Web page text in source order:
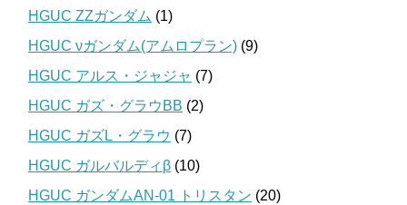
HGUC ZZガンダム (1)
HGUC νガンダム(アムロプラン) (9)
HGUC アルス・ジャジャ (7)
HGUC ガズ・グラウBB (2)
HGUC ガズL・グラウ (7)
HGUC ガルバルディβ (10)
HGUC ガンダムAN-01 トリスタン (20)